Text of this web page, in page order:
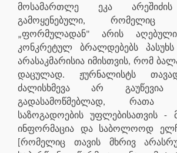
მოსამართლე ეკა არეშიძის
გამოყენებული, რომელიც
„ფორმულადან" არის
კონკრეტულ ბრალდებებს
არასაკმარისია იმისთვის, რომ
დაცულად. ჟურნალისტს
ძალისხმევა არ გაუწევია
გადასამოწმებლად, რათა
საზოგადოების უფლებისათვის -
ინფორმაცია და საბოლოოდ
[რომელიც თავის მხრივ